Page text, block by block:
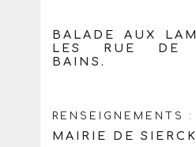
BALADE AUX
LES RUE DE
BAINS.
RENSEIGNEMENTS :
MAIRIE DE